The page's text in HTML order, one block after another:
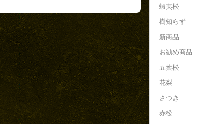
蝦夷松
樹知らず
新商品
お勧め商品
五葉松
花梨
さつき
赤松